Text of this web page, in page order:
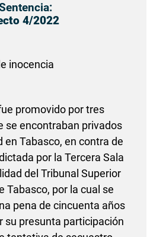
4/2022
inocencia
promovido por tres
se encontraban privados
en Tabasco, en contra de
por la Tercera Sala
del Tribunal Superior
Tabasco, por la cual se
pena de cincuenta años
su presunta participación